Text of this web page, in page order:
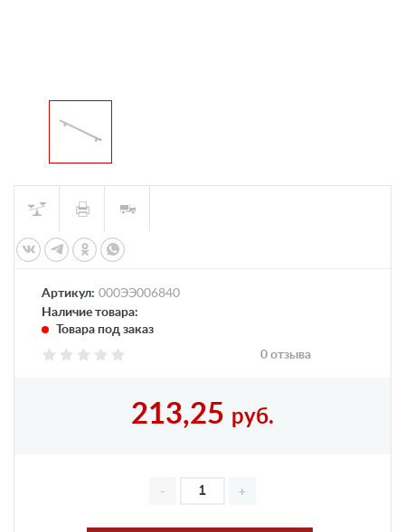
Артикул: 000ЭЭ006840
Наличие товара:
Товара под заказ
0 отзыва
213,25 руб.